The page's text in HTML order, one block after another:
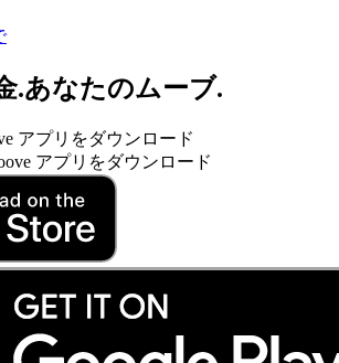
.あなたのムーブ.
アプリをダウンロード